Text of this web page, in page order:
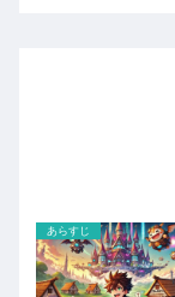
あらすじ